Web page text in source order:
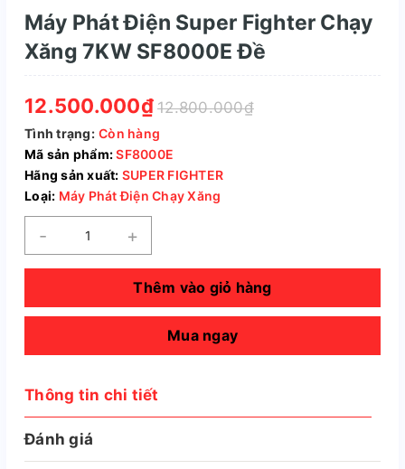
Máy Phát Điện Super Fighter Chạy
Xăng 7KW SF8000E Đề
12.500.000₫ 12.800.000₫
Tình trạng: Còn hàng
Mã sản phẩm:SF8000E
Hãng sản xuất: SUPER FIGHTER
Loại: Máy Phát Điện Chạy Xăng
- +
Thêm vào giỏ hàng
Mua ngay
Thông tin chi tiết
Đánh giá